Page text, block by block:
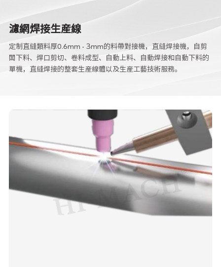
濾網焊接生産線
定制直縫類料厚0.6mm - Зmm的料帶對接機，直縫焊接機，自剪
闆下料、焊口剪切、卷料成型、自動上料、自動焊接和自動下料的
單機，直縫焊接的整套生産線體以及生産工藝技術服務。